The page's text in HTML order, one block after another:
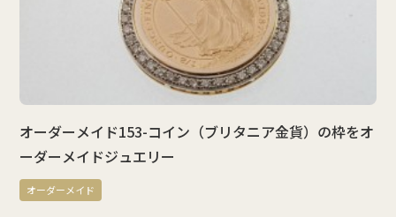
オーダーメイド153-コイン（ブリタニア金貨）の枠をオ
ーダーメイドジュエリー
オーダーメイド